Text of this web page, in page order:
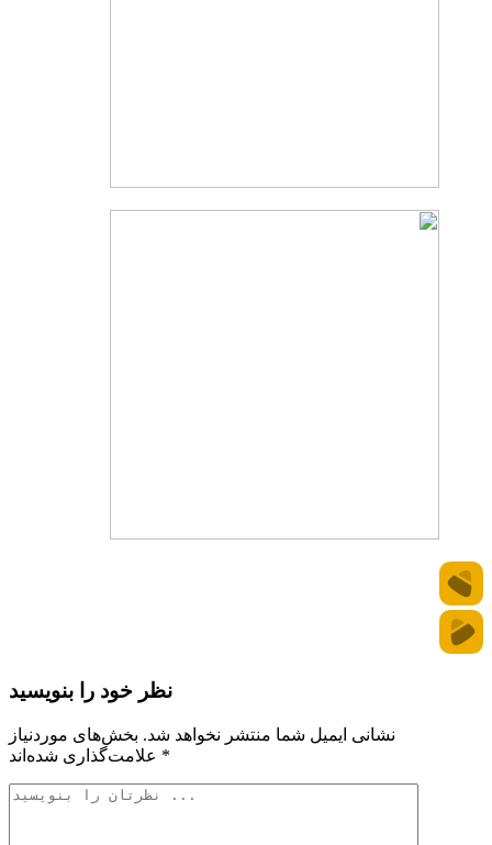
نظر خود را بنویسید
نشانی ایمیل شما منتشر نخواهد شد. بخش‌های موردنیاز
*